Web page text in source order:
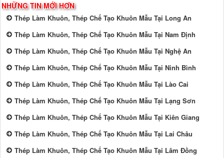
NHỮNG TIN MỚI HƠN
Thép Làm Khuôn, Thép Chế Tạo Khuôn Mẫu Tại Long An
Thép Làm Khuôn, Thép Chế Tạo Khuôn Mẫu Tại Nam Định
Thép Làm Khuôn, Thép Chế Tạo Khuôn Mẫu Tại Nghệ An
Thép Làm Khuôn, Thép Chế Tạo Khuôn Mẫu Tại Ninh Bình
Thép Làm Khuôn, Thép Chế Tạo Khuôn Mẫu Tại Lào Cai
Thép Làm Khuôn, Thép Chế Tạo Khuôn Mẫu Tại Lạng Sơn
Thép Làm Khuôn, Thép Chế Tạo Khuôn Mẫu Tại Kiên Giang
Thép Làm Khuôn, Thép Chế Tạo Khuôn Mẫu Tại Lai Châu
Thép Làm Khuôn, Thép Chế Tạo Khuôn Mẫu Tại Lâm Đồng